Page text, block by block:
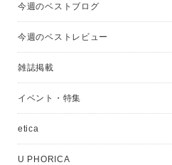
今週のベストブログ
今週のベストレビュー
雑誌掲載
イベント・特集
etica
U PHORICA